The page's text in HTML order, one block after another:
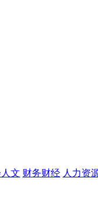
文 财务财经 人力资